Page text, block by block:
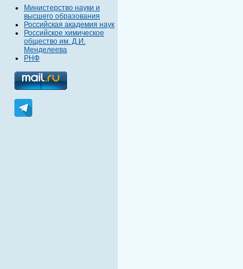
Министерство науки и
высшего образования
Российская академия наук
Российское химическое
общество им. Д.И.
Менделеева
РНФ